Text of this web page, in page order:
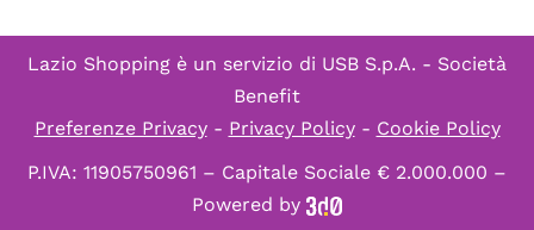
Lazio Shopping è un servizio di USB S.p.A. - Società
Benefit
Preferenze Privacy- Privacy Policy- Cookie Policy
P.IVA: 11905750961 – Capitale Sociale € 2.000.000 –
Powered by